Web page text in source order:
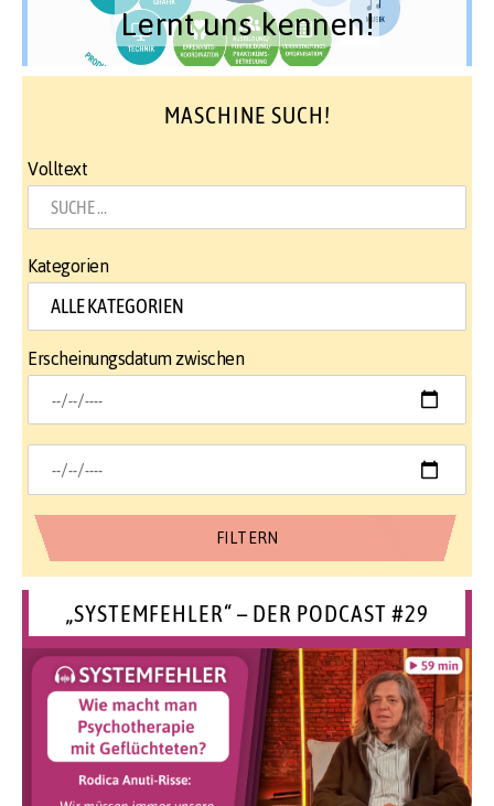
Lernt uns kennen!
MASCHINE SUCH!
Volltext
Kategorien
Erscheinungsdatum zwischen
„SYSTEMFEHLER“ – DER PODCAST #29